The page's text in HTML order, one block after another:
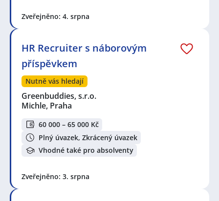
Zveřejněno: 4. srpna
HR Recruiter s náborovým
příspěvkem
Nutně vás hledají
Greenbuddies, s.r.o.
Michle, Praha
60 000 – 65 000 Kč
Plný úvazek, Zkrácený úvazek
Vhodné také pro absolventy
Zveřejněno: 3. srpna